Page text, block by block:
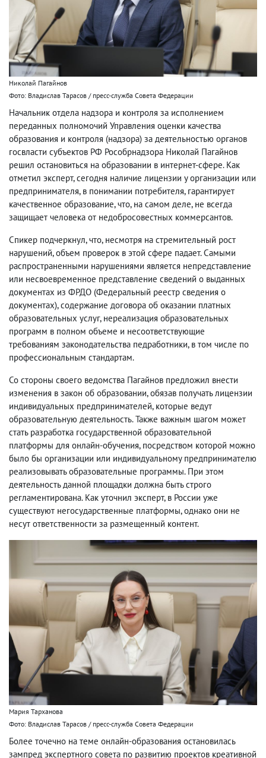
Николай Пагайнов
Фото: Владислав Тарасов / пресс-служба Совета Федерации
Начальник отдела надзора и контроля за исполнением
переданных полномочий Управления оценки качества
образования и контроля (надзора) за деятельностью органов
госвласти субъектов РФ Рособрнадзора Николай Пагайнов
решил остановиться на образовании в интернет-сфере. Как
отметил эксперт, сегодня наличие лицензии у организации или
предпринимателя, в понимании потребителя, гарантирует
качественное образование, что, на самом деле, не всегда
защищает человека от недобросовестных коммерсантов.
Спикер подчеркнул, что, несмотря на стремительный рост
нарушений, объем проверок в этой сфере падает. Самыми
распространенными нарушениями является непредставление
или несвоевременное представление сведений о выданных
документах из ФРДО (Федеральный реестр сведения о
документах), содержание договора об оказании платных
образовательных услуг, нереализация образовательных
программ в полном объеме и несоответствующие
требованиям законодательства педработники, в том числе по
профессиональным стандартам.
Со стороны своего ведомства Пагайнов предложил внести
изменения в закон об образовании, обязав получать лицензии
индивидуальных предпринимателей, которые ведут
образовательную деятельность. Также важным шагом может
стать разработка государственной образовательной
платформы для онлайн-обучения, посредством которой можно
было бы организации или индивидуальному предпринимателю
реализовывать образовательные программы. При этом
деятельность данной площадки должна быть строго
регламентирована. Как уточнил эксперт, в России уже
существуют негосударственные платформы, однако они не
несут ответственности за размещенный контент.
Мария Тарханова
Фото: Владислав Тарасов / пресс-служба Совета Федерации
Более точечно на теме онлайн-образования остановилась
зампред экспертного совета по развитию проектов креативной